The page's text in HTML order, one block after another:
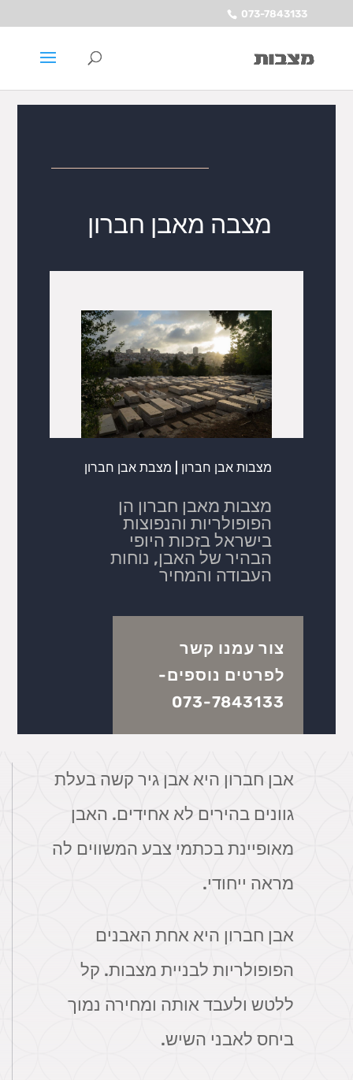
073-7843133
מצבה מאבן חברון
מצבות אבן חברון | מצבת אבן חברון
מצבות מאבן חברון הן
הפופולריות והנפוצות
בישראל בזכות היופי
הבהיר של האבן, נוחות
העבודה והמחיר
צור עמנו קשר
לפרטים נוספים-
073-7843133
אבן חברון היא אבן גיר קשה בעלת
גוונים בהירים לא אחידים. האבן
מאופיינת בכתמי צבע המשווים לה
מראה ייחודי.
אבן חברון היא אחת האבנים
הפופולריות לבניית מצבות. קל
ללטש ולעבד אותה ומחירה נמוך
ביחס לאבני השיש.